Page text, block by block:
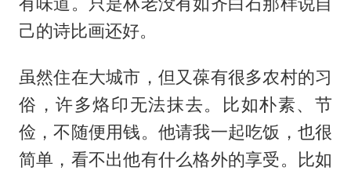
己的诗比画还好。
虽然住在大城市，但又葆有很多农村的习
俗，许多烙印无法抹去。比如朴素、节
俭，不随便用钱。他请我一起吃饭，也很
简单，看不出他有什么格外的享受。比如